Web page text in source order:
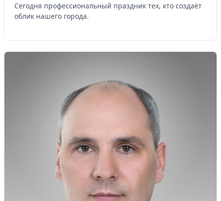
Сегодня профессиональный праздник тех, кто создаёт
облик нашего города.